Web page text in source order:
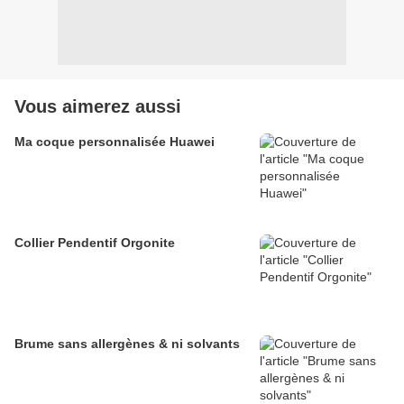
Vous aimerez aussi
Ma coque personnalisée Huawei
Collier Pendentif Orgonite
Brume sans allergènes & ni solvants